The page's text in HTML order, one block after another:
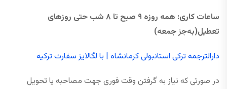
ساعات کاری: همه ‌روزه ۹ صبح تا ۸ شب حتی روزهای
تعطیل(به‌جز جمعه)
دارالترجمه ترکی استانبولی کرمانشاه | با لگالایز سفارت ترکیه
در صورتی که نیاز به گرفتن وقت فوری جهت مصاحبه یا تحویل